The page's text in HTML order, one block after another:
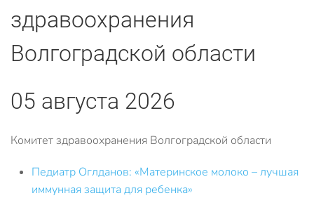
здравоохранения
Волгоградской области
05 августа 2026
Комитет здравоохранения Волгоградской области
Педиатр Оглданов: «Материнское молоко – лучшая
иммунная защита для ребенка»